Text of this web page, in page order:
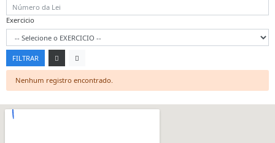
Exercicio
FILTRAR
Nenhum registro encontrado.